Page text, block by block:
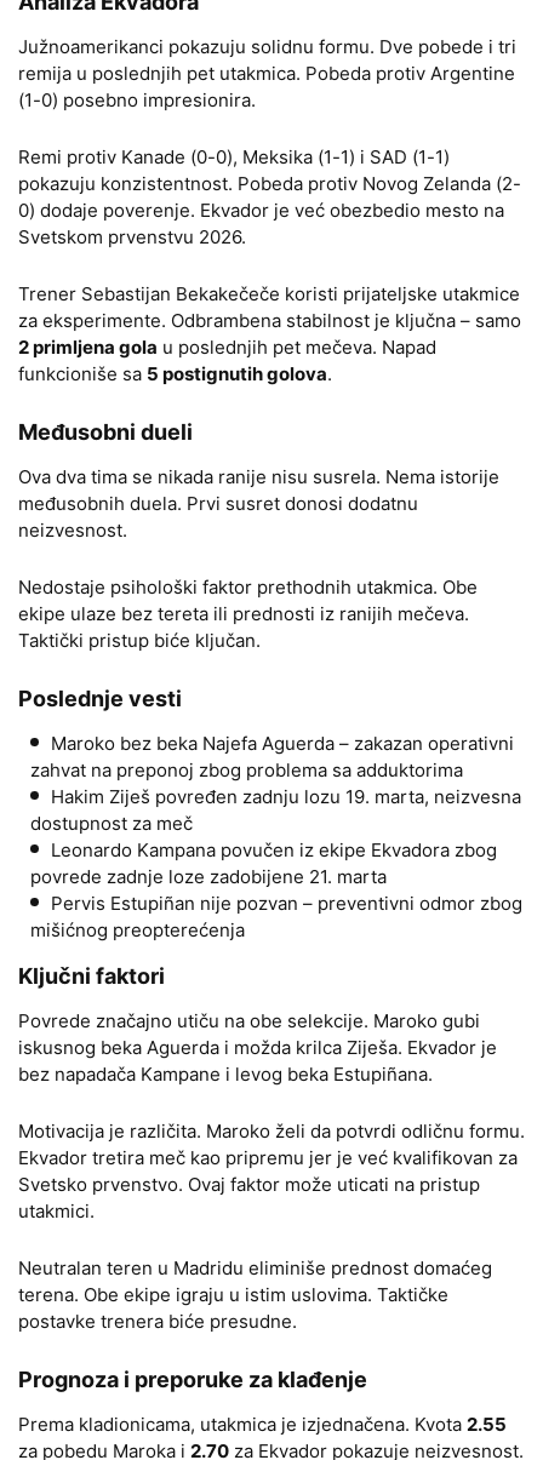
Južnoamerikanci pokazuju solidnu formu. Dve pobede i tri
remija u poslednjih pet utakmica. Pobeda protiv Argentine
(1-0) posebno impresionira.
Remi protiv Kanade (0-0), Meksika (1-1) i SAD (1-1)
pokazuju konzistentnost. Pobeda protiv Novog Zelanda (2-
0) dodaje poverenje. Ekvador je već obezbedio mesto na
Svetskom prvenstvu 2026.
Trener Sebastijan Bekakečeče koristi prijateljske utakmice
za eksperimente. Odbrambena stabilnost je ključna – samo
2 primljena gola u poslednjih pet mečeva. Napad
funkcioniše sa 5 postignutih golova.
Međusobni dueli
Ova dva tima se nikada ranije nisu susrela. Nema istorije
međusobnih duela. Prvi susret donosi dodatnu
neizvesnost.
Nedostaje psihološki faktor prethodnih utakmica. Obe
ekipe ulaze bez tereta ili prednosti iz ranijih mečeva.
Taktički pristup biće ključan.
Poslednje vesti
Maroko bez beka Najefa Aguerda – zakazan operativni
zahvat na preponoj zbog problema sa adduktorima
Hakim Ziješ povređen zadnju lozu 19. marta, neizvesna
dostupnost za meč
Leonardo Kampana povučen iz ekipe Ekvadora zbog
povrede zadnje loze zadobijene 21. marta
Pervis Estupiñan nije pozvan – preventivni odmor zbog
mišićnog preopterećenja
Ključni faktori
Povrede značajno utiču na obe selekcije. Maroko gubi
iskusnog beka Aguerda i možda krilca Ziješa. Ekvador je
bez napadača Kampane i levog beka Estupiñana.
Motivacija je različita. Maroko želi da potvrdi odličnu formu.
Ekvador tretira meč kao pripremu jer je već kvalifikovan za
Svetsko prvenstvo. Ovaj faktor može uticati na pristup
utakmici.
Neutralan teren u Madridu eliminiše prednost domaćeg
terena. Obe ekipe igraju u istim uslovima. Taktičke
postavke trenera biće presudne.
Prognoza i preporuke za klađenje
Prema kladionicama, utakmica je izjednačena. Kvota 2.55
za pobedu Maroka i 2.70 za Ekvador pokazuje neizvesnost.